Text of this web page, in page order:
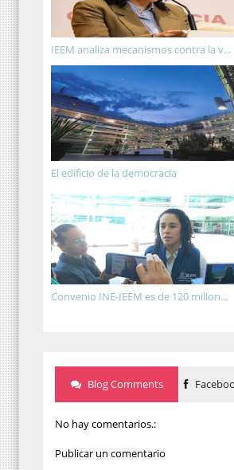
IEEM analiza mecanismos contra la v...
El edificio de la democracia
Convenio INE-IEEM es de 120 millon...
Blog Comments
No hay comentarios.:
Publicar un comentario